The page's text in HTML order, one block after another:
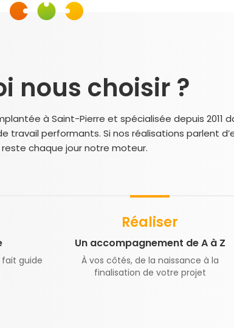
nous choisir ?
à Saint-Pierre et spécialisée depuis 2011
travail performants. Si nos réalisations parlent
chaque jour notre moteur.
fait guide
Réaliser
Un accompagnement de A à Z
À vos côtés, de la naissance à la
finalisation de votre projet